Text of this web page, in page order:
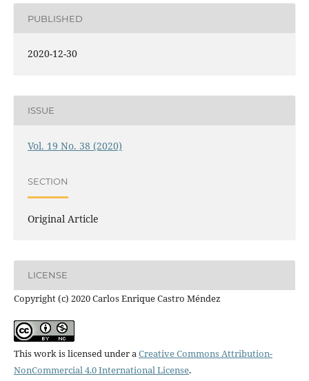
PUBLISHED
2020-12-30
ISSUE
Vol. 19 No. 38 (2020)
SECTION
Original Article
LICENSE
Copyright (c) 2020 Carlos Enrique Castro Méndez
This work is licensed under a Creative Commons Attribution-
NonCommercial 4.0 International License.